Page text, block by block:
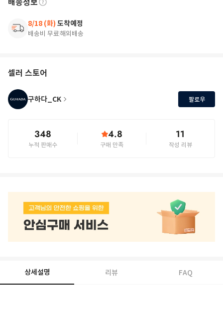
배송정보
8/18 (화) 도착예정
배송비 무료해외배송
셀러 스토어
구하다_CK 팔로우
348
누적 판매수
4.8
구매 만족
11
작성 리뷰
상세설명 리뷰 FAQ